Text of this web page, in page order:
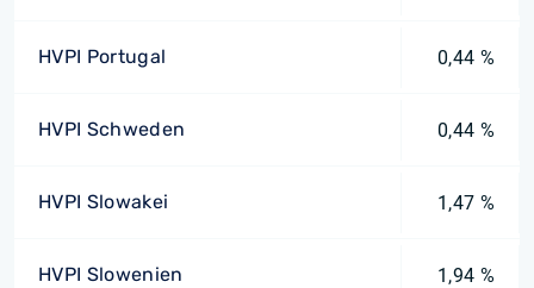
HVPI Portugal 0,44 %
HVPI Schweden 0,44 %
HVPI Slowakei 1,47 %
HVPI Slowenien 1,94 %